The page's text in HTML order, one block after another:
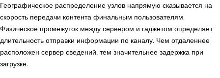
Географическое распределение узлов напрямую сказывается на
скорость передачи контента финальным пользователям.
Физическое промежуток между сервером и гаджетом определяет
длительность отправки информации по каналу. Чем отдаленнее
расположен сервер сведений, тем значительнее задержка при
загрузке.